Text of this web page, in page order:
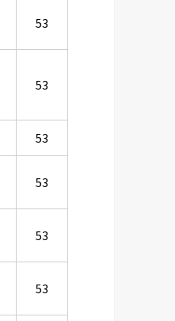
53
53
53
53
53
53